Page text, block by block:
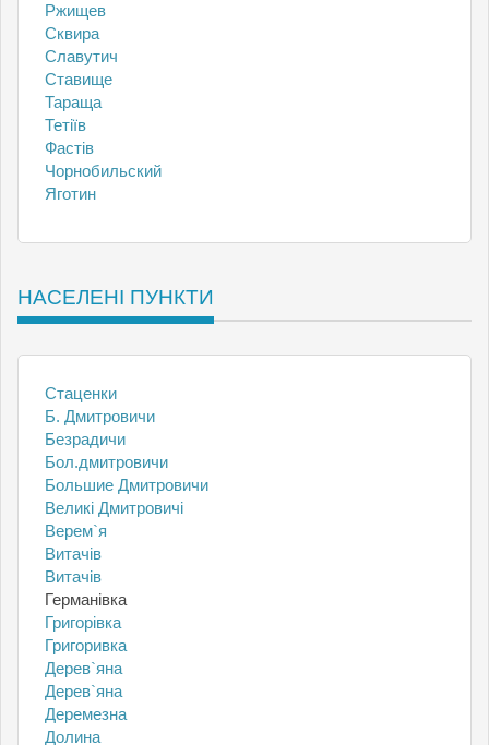
Ржищев
Сквира
Славутич
Ставище
Тараща
Тетіїв
Фастів
Чорнобильский
Яготин
НАСЕЛЕНІ ПУНКТИ
Cтаценки
Б. Дмитровичи
Безрадичи
Бол.дмитровичи
Большие Дмитровичи
Великі Дмитровичі
Верем`я
Витачів
Витачів
Германівка
Григорівка
Григоривка
Дерев`яна
Дерев`яна
Деремезна
Долина